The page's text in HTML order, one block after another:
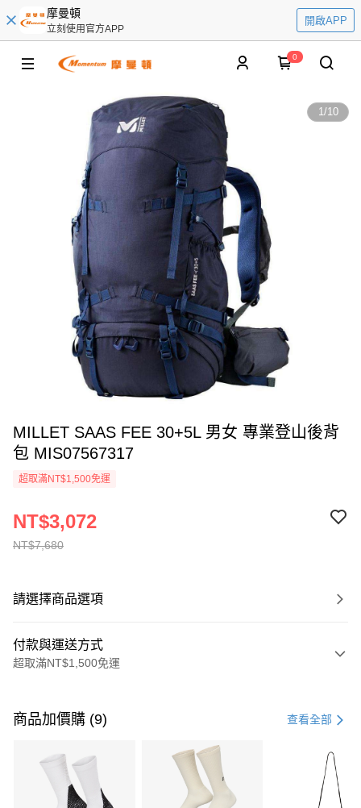
摩曼頓
立刻使用官方APP
開啟APP
0
1/10
MILLET SAAS FEE 30+5L 男女 專業登山後背
包 MIS07567317
超取滿NT$1,500免運
NT$7,680
NT$3,072
請選擇商品選項
付款與運送方式
超取滿NT$1,500免運
信用卡一次付款
3 期 0 利率 每期 21家銀行
合作金庫商業銀行
第一商業銀行
商品加價購 (9) 查看全部